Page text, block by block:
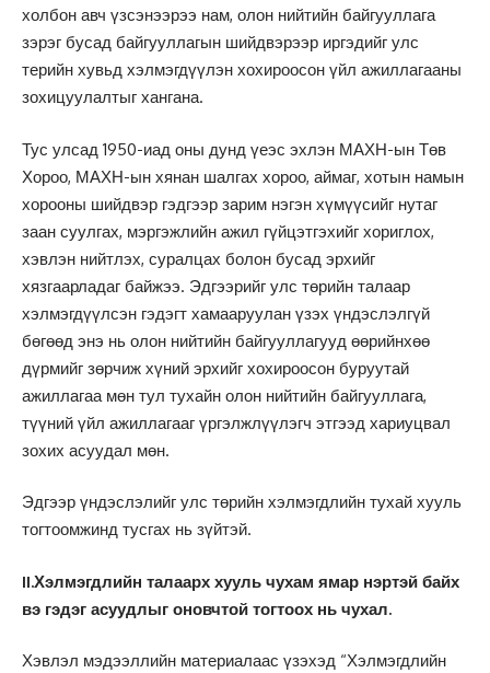
холбон авч үзсэнээрээ нам, олон нийтийн байгууллага
зэрэг бусад байгууллагын шийдвэрээр иргэдийг улс
терийн хувьд хэлмэгдүүлэн хохироосон үйл ажиллагааны
зохицуулалтыг хангана.
Тус улсад 1950-иад оны дунд үеэс эхлэн МАХН-ын Төв
Хороо, МАХН-ын хянан шалгах хороо, аймаг, хотын намын
хорооны шийдвэр гэдгээр зарим нэгэн хүмүүсийг нутаг
заан суулгах, мэргэжлийн ажил гүйцэтгэхийг хориглох,
хэвлэн нийтлэх, суралцах болон бусад эрхийг
хязгаарладаг байжээ. Эдгээрийг улс төрийн талаар
хэлмэгдүүлсэн гэдэгт хамааруулан үзэх үндэслэлгүй
бөгөөд энэ нь олон нийтийн байгууллагууд өөрийнхөө
дүрмийг зөрчиж хүний эрхийг хохироосон буруутай
ажиллагаа мөн тул тухайн олон нийтийн байгууллага,
түүний үйл ажиллагааг үргэлжлүүлэгч этгээд хариуцвал
зохих асуудал мөн.
Эдгээр үндэслэлийг улс төрийн хэлмэгдлийн тухай хууль
тогтоомжинд тусгах нь зүйтэй.
II.Хэлмэгдлийн талаарх хууль чухам ямар нэртэй байх
вэ гэдэг асуудлыг оновчтой тогтоох нь чухал.
Хэвлэл мэдээллийн материалаас үзэхэд “Хэлмэгдлийн